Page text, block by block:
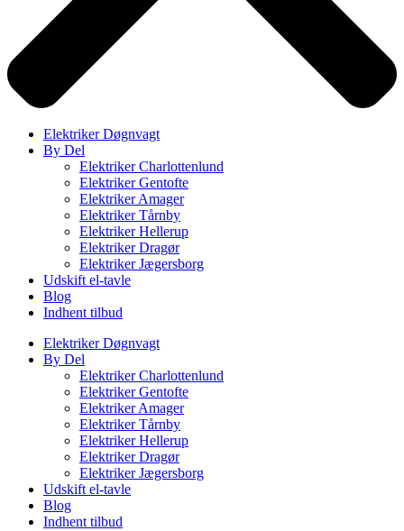
Elektriker Døgnvagt
By Del
Elektriker Charlottenlund
Elektriker Gentofte
Elektriker Amager
Elektriker Tårnby
Elektriker Hellerup
Elektriker Dragør
Elektriker Jægersborg
Udskift el-tavle
Blog
Indhent tilbud
Elektriker Døgnvagt
By Del
Elektriker Charlottenlund
Elektriker Gentofte
Elektriker Amager
Elektriker Tårnby
Elektriker Hellerup
Elektriker Dragør
Elektriker Jægersborg
Udskift el-tavle
Blog
Indhent tilbud